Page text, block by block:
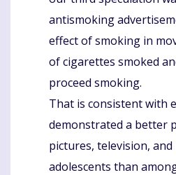
antismoking
effect of smoking in
of cigarettes smoked
proceed smoking.
That is consistent with
demonstrated a better
pictures, television,
adolescents than